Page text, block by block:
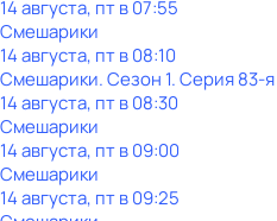
14 августа, пт в 07:55
Смешарики
14 августа, пт в 08:10
Смешарики. Сезон 1. Серия 83-я
14 августа, пт в 08:30
Смешарики
14 августа, пт в 09:00
Смешарики
14 августа, пт в 09:25